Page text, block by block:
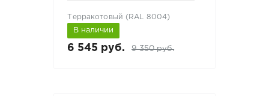
Терракотовый (RAL 8004)
В наличии
6 545 руб. 9 350 руб.